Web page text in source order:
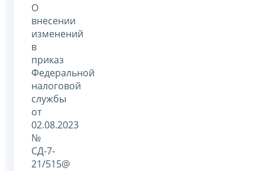
О
внесении
изменений
в
приказ
Федеральной
налоговой
службы
от
02.08.2023
№
СД-7-
21/515@